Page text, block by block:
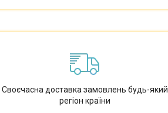
Своєчасна доставка замовлень будь-який
регіон країни